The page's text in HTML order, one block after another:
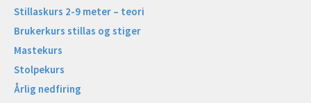
Stillaskurs 2-9 meter – teori
Brukerkurs stillas og stiger
Mastekurs
Stolpekurs
Årlig nedfiring